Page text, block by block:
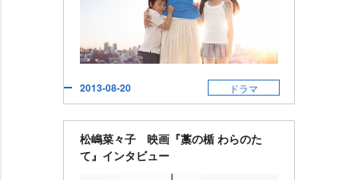
2013-08-20 ドラマ
松嶋菜々子 映画『藁の楯 わらのた
て』インタビュー